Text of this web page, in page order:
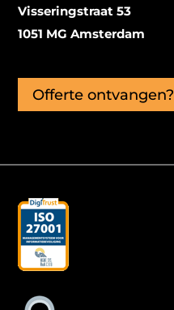
Visseringstraat 53
1051 MG Amsterdam
Offerte ontvangen?